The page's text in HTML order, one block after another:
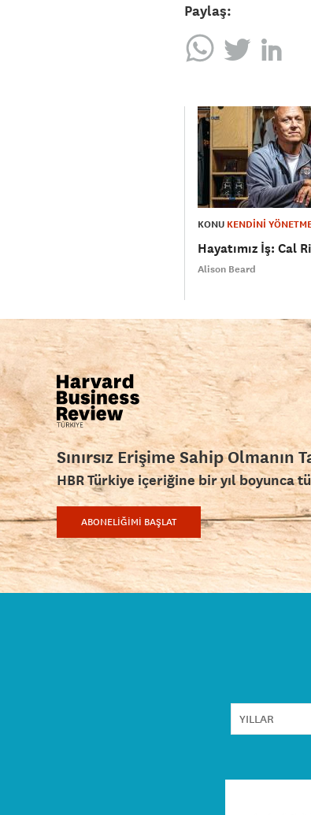
Paylaş:
KONU KENDİNİ
Hayatımız İş: Cal
Alison Beard
Sınırsız Erişime Sahip Olmanın
HBR Türkiye içeriğine bir yıl boyunca
ABONELİĞİMİ BAŞLAT